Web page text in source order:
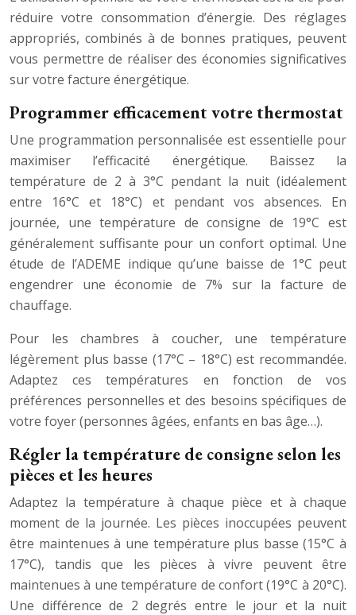
réduire votre consommation d’énergie. Des réglages
appropriés, combinés à de bonnes pratiques, peuvent
vous permettre de réaliser des économies significatives
sur votre facture énergétique.
Programmer efficacement votre thermostat
Une programmation personnalisée est essentielle pour
maximiser l’efficacité énergétique. Baissez la
température de 2 à 3°C pendant la nuit (idéalement
entre 16°C et 18°C) et pendant vos absences. En
journée, une température de consigne de 19°C est
généralement suffisante pour un confort optimal. Une
étude de l’ADEME indique qu’une baisse de 1°C peut
engendrer une économie de 7% sur la facture de
chauffage.
Pour les chambres à coucher, une température
légèrement plus basse (17°C – 18°C) est recommandée.
Adaptez ces températures en fonction de vos
préférences personnelles et des besoins spécifiques de
votre foyer (personnes âgées, enfants en bas âge…).
Régler la température de consigne selon les
pièces et les heures
Adaptez la température à chaque pièce et à chaque
moment de la journée. Les pièces inoccupées peuvent
être maintenues à une température plus basse (15°C à
17°C), tandis que les pièces à vivre peuvent être
maintenues à une température de confort (19°C à 20°C).
Une différence de 2 degrés entre le jour et la nuit